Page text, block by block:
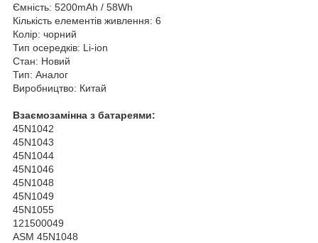
Ємність: 5200mAh / 58Wh
Кількість елементів живлення: 6
Колір: чорний
Тип осередків: Li-ion
Стан: Новий
Тип: Аналог
Виробництво: Китай
Взаємозамінна з батареями:
45N1042
45N1043
45N1044
45N1046
45N1048
45N1049
45N1055
121500049
ASM 45N1048